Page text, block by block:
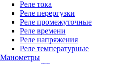
Реле тока
Реле перергузки
Реле промежуточные
Реле времени
Реле напряжения
Реле температурные
Манометры